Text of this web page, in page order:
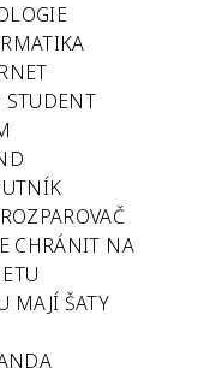
CHRÁNIT NA
MAJÍ ŠATY